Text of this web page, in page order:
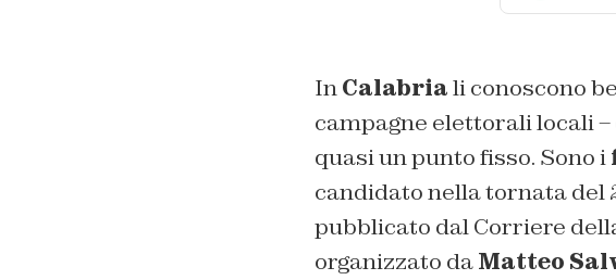
InCalabriali conoscono
campagne elettorali locali
quasi un punto fisso. Sono i
candidato nella tornata del
pubblicato dalCorriere
organizzato daMatteo